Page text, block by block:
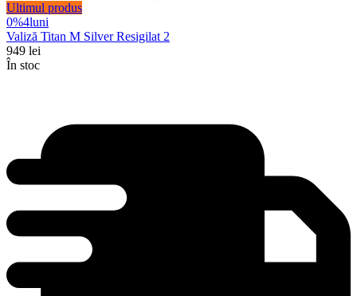
Ultimul produs
0%4luni
Valiză Titan M Silver Resigilat 2
949 lei
În stoc